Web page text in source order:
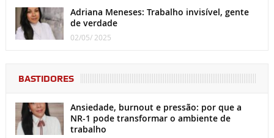
Adriana Meneses: Trabalho invisível, gente
de verdade
02/05/ 2025
BASTIDORES
Ansiedade, burnout e pressão: por que a
NR-1 pode transformar o ambiente de
trabalho